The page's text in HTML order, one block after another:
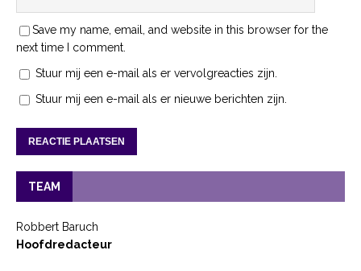
Save my name, email, and website in this browser for the
next time I comment.
Stuur mij een e-mail als er vervolgreacties zijn.
Stuur mij een e-mail als er nieuwe berichten zijn.
TEAM
Robbert Baruch
Hoofdredacteur